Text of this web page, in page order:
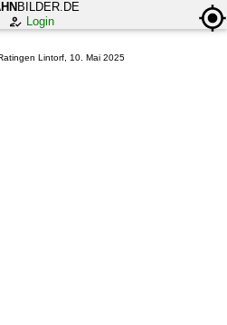
BILDER.DE
Login
Lintorf, 10. Mai 2025